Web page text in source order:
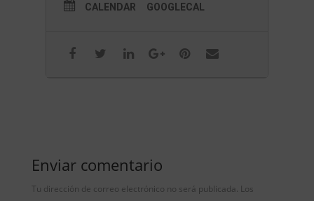
CALENDAR GOOGLECAL
Enviar comentario
Tu dirección de correo electrónico no será publicada. Los